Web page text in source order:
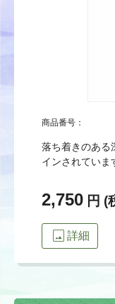
商品番号：
落ち着きのある
インされていま
2,750 円 (
image 詳細